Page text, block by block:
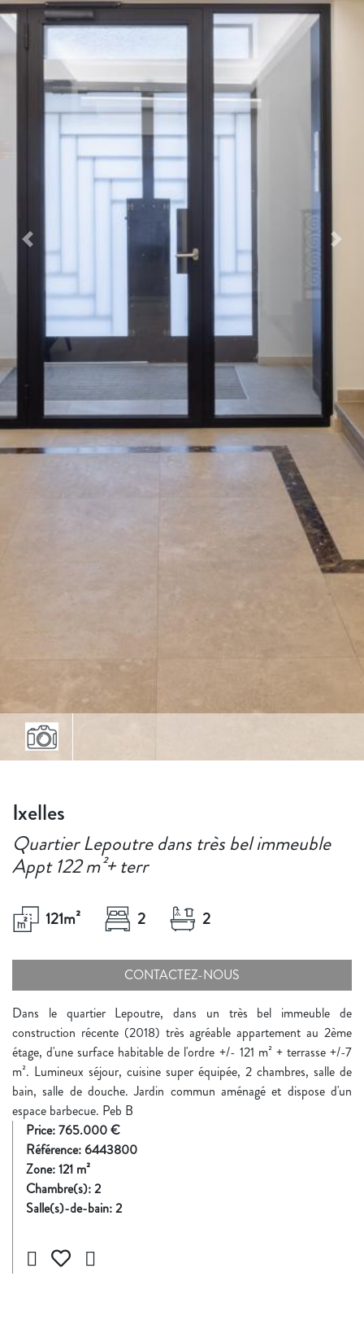
Previous Next
Ixelles
Quartier Lepoutre dans très bel immeuble
Appt 122 m²+ terr
121m² 2 2
CONTACTEZ-NOUS
Dans le quartier Lepoutre, dans un très bel immeuble de
construction récente (2018) très agréable appartement au 2ème
étage, d'une surface habitable de l'ordre +/- 121 m² + terrasse +/-7
m². Lumineux séjour, cuisine super équipée, 2 chambres, salle de
bain, salle de douche. Jardin commun aménagé et dispose d'un
espace barbecue. Peb B
Price:765.000 €
Référence:6443800
Zone:121 m²
Chambre(s):2
Salle(s)-de-bain:2